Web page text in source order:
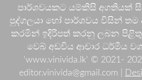
පාර්ශවයකට යම්කිසි අගතියක්
පුද්ගලයා හෝ පාර්ශවය විසින්
කරමින් ඉදිරිපත් කරනු ලබන
වෙබ් අඩවිය ආචාර ධර්මීය
'www.vinivida.lk' © 2021-
editor.vinivida@gmail.com |